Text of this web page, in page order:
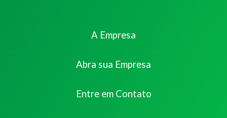
A Empresa
Abra sua Empresa
Entre em Contato